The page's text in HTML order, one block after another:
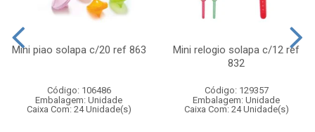
Mini piao solapa c/20 ref 863
Código: 106486
Embalagem: Unidade
Caixa Com: 24 Unidade(s)
Mini relogio solapa c/12 ref
832
Código: 129357
Embalagem: Unidade
Caixa Com: 24 Unidade(s)